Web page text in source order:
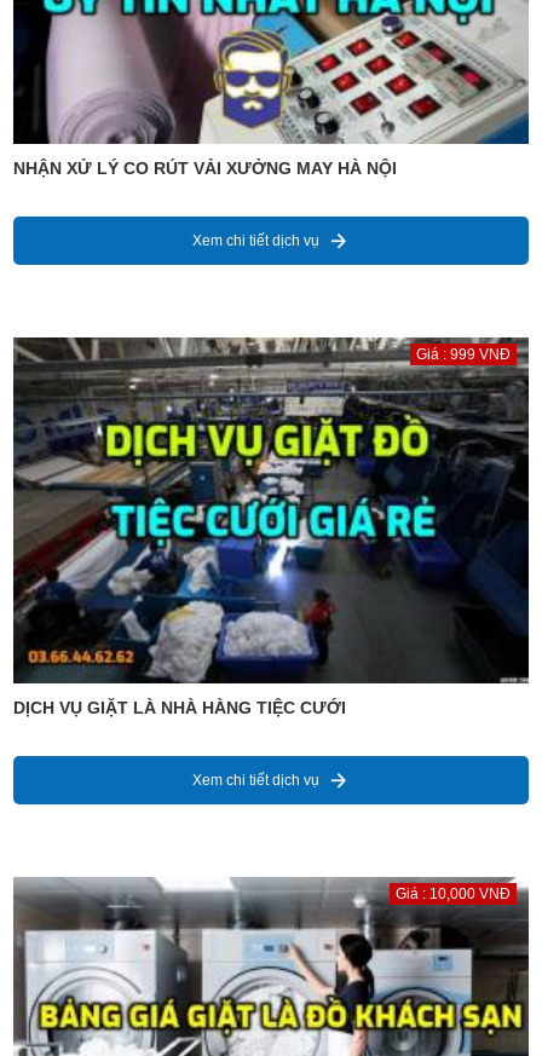
NHẬN XỬ LÝ CO RÚT VẢI XƯỞNG MAY HÀ NỘI
Xem chi tiết dịch vụ
Giá : 999 VNĐ
DỊCH VỤ GIẶT LÀ NHÀ HÀNG TIỆC CƯỚI
Xem chi tiết dịch vụ
Giá : 10,000 VNĐ